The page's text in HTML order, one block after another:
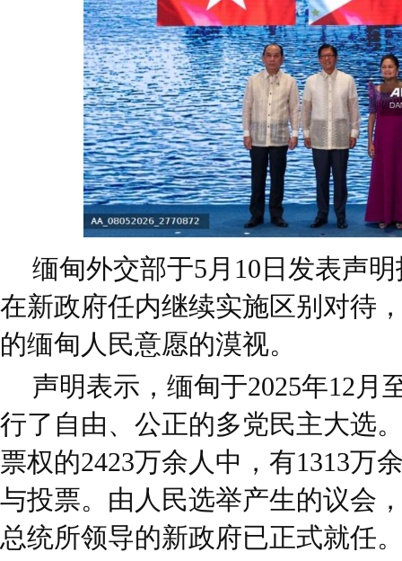
缅甸外交部于5月10日发表声
在新政府任内继续实施区别对待
的缅甸人民意愿的漠视。
声明表示，缅甸于2025年12月
行了自由、公正的多党民主大选
票权的2423万余人中，有1313万
与投票。由人民选举产生的议会
总统所领导的新政府已正式就任